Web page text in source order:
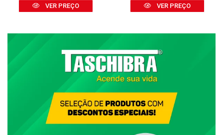
VER PREÇO VER PREÇO